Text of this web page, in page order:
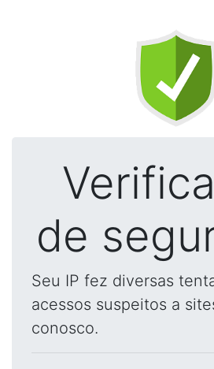
de
Seu IP fez diversas
acessos suspeitos a
conosco.